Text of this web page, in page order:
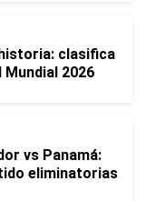
clasifica
2026
vs Panamá:
eliminatorias